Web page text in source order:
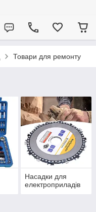
Товари для ремонту
Насадки для
електроприладів